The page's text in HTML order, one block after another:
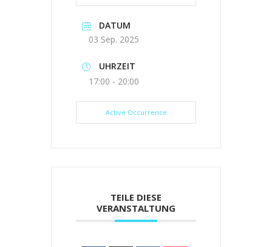
DATUM
03 Sep. 2025
UHRZEIT
17:00 - 20:00
Active Occurrence
TEILE DIESE
VERANSTALTUNG